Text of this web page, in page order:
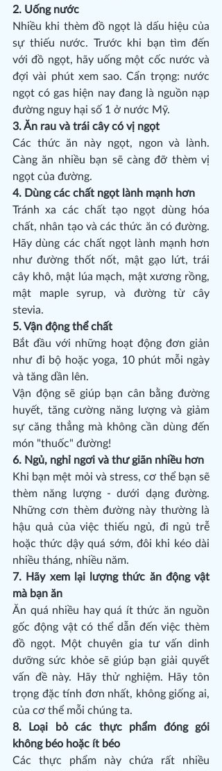
2. Uống nước
Nhiều khi thèm đồ ngọt là dấu hiệu của
sự thiếu nước. Trước khi bạn tìm đến
với đồ ngọt, hãy uống một cốc nước và
đợi vài phút xem sao. Cẩn trọng: nước
ngọt có gas hiện nay đang là nguồn nạp
đường nguy hại số 1 ở nước Mỹ.
3. Ăn rau và trái cây có vị ngọt
Các thức ăn này ngọt, ngon và lành.
Càng ăn nhiều bạn sẽ càng đỡ thèm vị
ngọt của đường.
4. Dùng các chất ngọt lành mạnh hơn
Tránh xa các chất tạo ngọt dùng hóa
chất, nhân tạo và các thức ăn có đường.
Hãy dùng các chất ngọt lành mạnh hơn
như đường thốt nốt, mật gạo lứt, trái
cây khô, mật lúa mạch, mật xương rồng,
mật maple syrup, và đường từ cây
stevia.
5. Vận động thể chất
Bắt đầu với những hoạt động đơn giản
như đi bộ hoặc yoga, 10 phút mỗi ngày
và tăng dần lên.
Vận động sẽ giúp bạn cân bằng đường
huyết, tăng cường năng lượng và giảm
sự căng thẳng mà không cần dùng đến
món "thuốc" đường!
6. Ngủ, nghỉ ngơi và thư giãn nhiều hơn
Khi bạn mệt mỏi và stress, cơ thể bạn sẽ
thèm năng lượng - dưới dạng đường.
Những cơn thèm đường này thường là
hậu quả của việc thiếu ngủ, đi ngủ trễ
hoặc thức dậy quá sớm, đôi khi kéo dài
nhiều tháng, nhiều năm.
7. Hãy xem lại lượng thức ăn động vật
mà bạn ăn
Ăn quá nhiều hay quá ít thức ăn nguồn
gốc động vật có thể dẫn đến việc thèm
đồ ngọt. Một chuyên gia tư vấn dinh
dưỡng sức khỏe sẽ giúp bạn giải quyết
vấn đề này. Hãy thử nghiệm. Hãy tôn
trọng đặc tính đơn nhất, không giống ai,
của cơ thể mỗi chúng ta.
8. Loại bỏ các thực phẩm đóng gói
không béo hoặc ít béo
Các thực phẩm này chứa rất nhiều